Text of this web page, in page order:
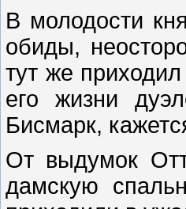
В молодости
обиды,
тут же
его жизни
Бисмарк,
От выдумок
дамскую